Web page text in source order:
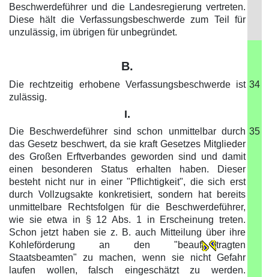
Beschwerdeführer und die Landesregierung vertreten.
Diese hält die Verfassungsbeschwerde zum Teil für
unzulässig, im übrigen für unbegründet.
B.
Die rechtzeitig erhobene Verfassungsbeschwerde ist
zulässig.
34
I.
Die Beschwerdeführer sind schon unmittelbar durch
das Gesetz beschwert, da sie kraft Gesetzes Mitglieder
des Großen Erftverbandes geworden sind und damit
einen besonderen Status erhalten haben. Dieser
besteht nicht nur in einer "Pflichtigkeit", die sich erst
durch Vollzugsakte konkretisiert, sondern hat bereits
unmittelbare Rechtsfolgen für die Beschwerdeführer,
wie sie etwa in § 12 Abs. 1 in Erscheinung treten.
Schon jetzt haben sie z. B. auch Mitteilung über ihre
Kohleförderung an den "beauf
tragten
Staatsbeamten" zu machen, wenn sie nicht Gefahr
laufen wollen, falsch eingeschätzt zu werden.
35